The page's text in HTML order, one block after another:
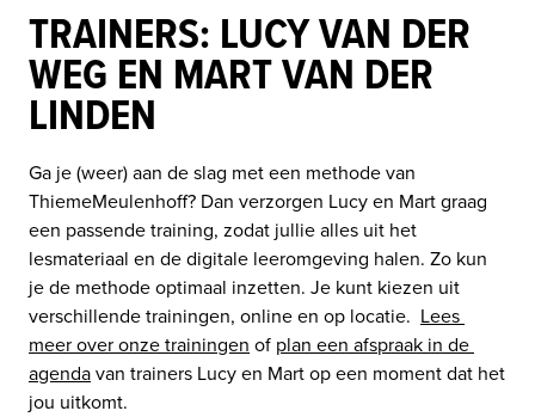
TRAINERS: LUCY VAN DER
WEG EN MART VAN DER
LINDEN
Ga je (weer) aan de slag met een methode van
ThiemeMeulenhoff? Dan verzorgen Lucy en Mart graag
een passende training, zodat jullie alles uit het
lesmateriaal en de digitale leeromgeving halen. Zo kun
je de methode optimaal inzetten. Je kunt kiezen uit
verschillende trainingen, online en op locatie. Lees
meer over onze trainingen of plan een afspraak in de
agenda van trainers Lucy en Mart op een moment dat het
jou uitkomt.